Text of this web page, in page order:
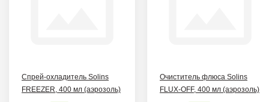
Спрей-охладитель Solins
FREEZER, 400 мл (аэрозоль)
Очиститель флюса Solins
FLUX-OFF, 400 мл (аэрозоль)